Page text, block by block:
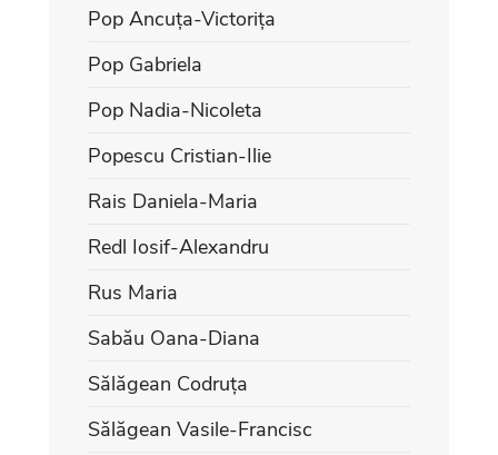
Pop Ancuța-Victorița
Pop Gabriela
Pop Nadia-Nicoleta
Popescu Cristian-Ilie
Rais Daniela-Maria
Redl Iosif-Alexandru
Rus Maria
Sabău Oana-Diana
Sălăgean Codruța
Sălăgean Vasile-Francisc